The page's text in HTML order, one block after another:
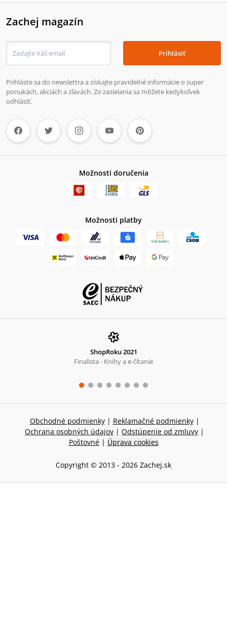
Zachej magazín
Prihlásiť
Prihláste sa do newslettra a získajte pravidelné informácie o super
ponukách, akciách a zľavách. Zo zasielania sa môžete kedykoľvek
odhlásiť.
Možnosti doručenia
Možnosti platby
ShopRoku 2021
Finalista - Knihy a e-čítanie
Obchodné podmienky | Reklamačné podmienky |
Ochrana osobných údajov | Odstúpenie od zmluvy |
Poštovné | Úprava cookies
Copyright © 2013 - 2026 Zachej.sk